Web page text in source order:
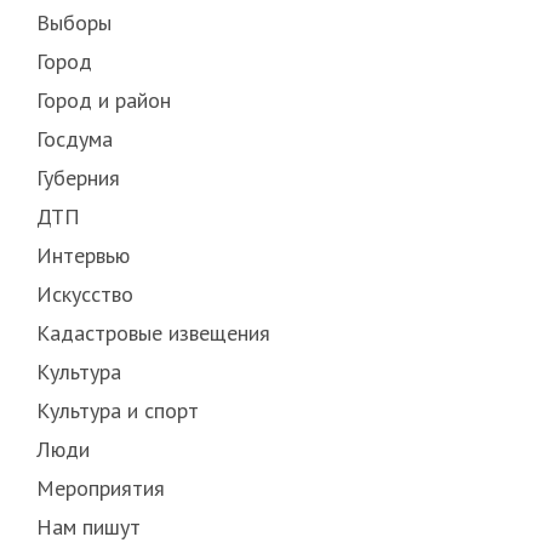
Выборы
Город
Город и район
Госдума
Губерния
ДТП
Интервью
Искусство
Кадастровые извещения
Культура
Культура и спорт
Люди
Мероприятия
Нам пишут